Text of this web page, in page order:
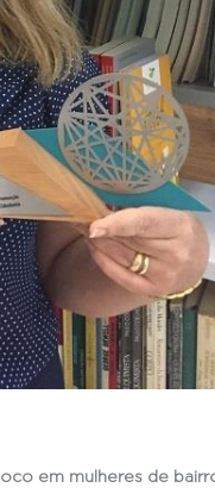
em mulheres de